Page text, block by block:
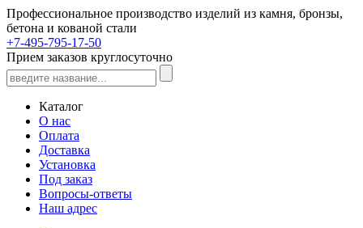
Профессиональное производство изделий из камня, бронзы,
бетона и кованой стали
+7-495-795-17-50
Прием заказов круглосуточно
Каталог
О нас
Оплата
Доставка
Установка
Под заказ
Вопросы-ответы
Наш адрес